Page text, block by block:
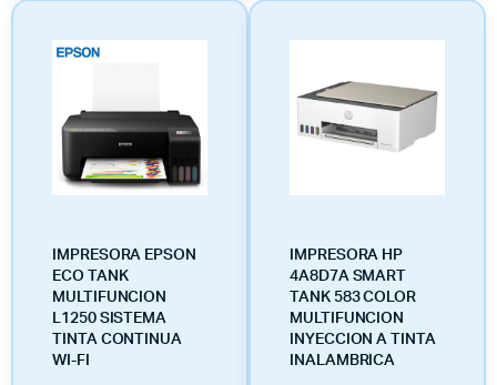
IMPRESORA EPSON
ECO TANK
MULTIFUNCION
L1250 SISTEMA
TINTA CONTINUA
WI-FI
IMPRESORA HP
4A8D7A SMART
TANK 583 COLOR
MULTIFUNCION
INYECCION A TINTA
INALAMBRICA